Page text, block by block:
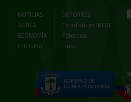
NOTICIAS
ÁFRICA
ECONOMÍA
CULTURA
DEPORTES
Estadísticas INEGE
Fototeca
Links